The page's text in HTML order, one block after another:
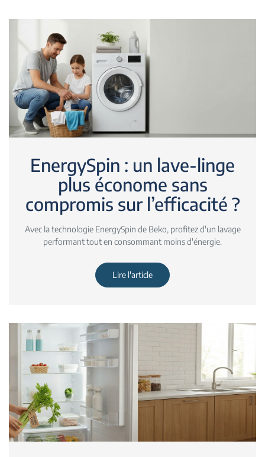
EnergySpin : un lave-linge
plus économe sans
compromis sur l’efficacité ?
Avec la technologie EnergySpin de Beko, profitez d'un lavage
performant tout en consommant moins d'énergie.
Lire l'article